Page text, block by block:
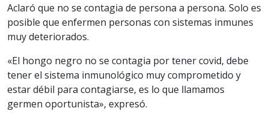
Aclaró que no se contagia de persona a persona. Solo es
posible que enfermen personas con sistemas inmunes
muy deteriorados.
«El hongo negro no se contagia por tener covid, debe
tener el sistema inmunológico muy comprometido y
estar débil para contagiarse, es lo que llamamos
germen oportunista», expresó.